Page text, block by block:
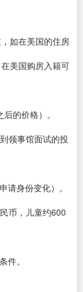
如在美国的住房
美国购房入籍可
的价格）。
领事馆面试的投
请身份变化）。
币，儿童约600
件。